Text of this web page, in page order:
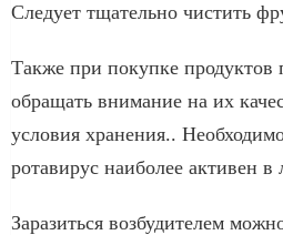
Следует тщательно чистить
Также при покупке продуктов
обращать внимание на их
условия хранения..
ротавирус наиболее активен в
Заразиться возбудителем